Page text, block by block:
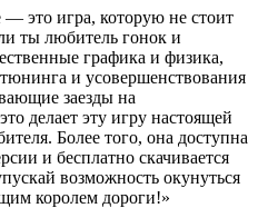
— это игра, которую не стоит
ты любитель гонок и
графика и физика,
и усовершенствования
заезды на
делает эту игру настоящей
Более того, она доступна
и бесплатно скачивается
возможность окунуться
королем дороги!»